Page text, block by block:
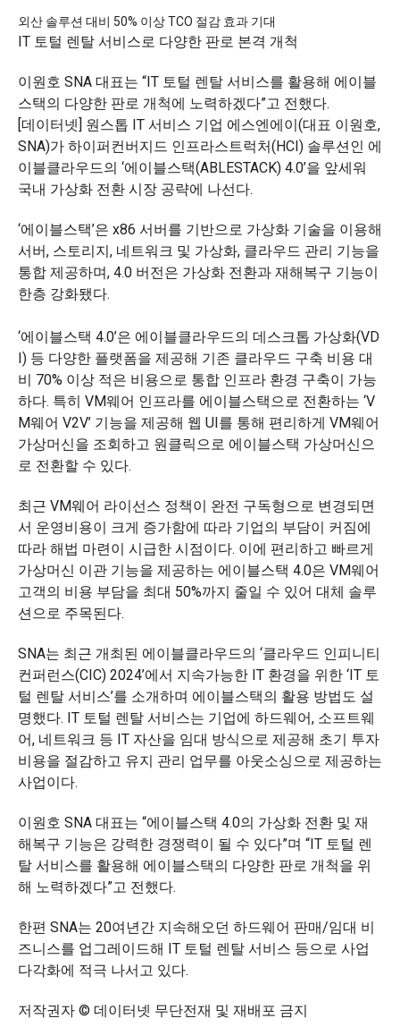
외산 솔루션 대비 50% 이상 TCO 절감 효과 기대
IT 토털 렌탈 서비스로 다양한 판로 본격 개척
이원호 SNA 대표는 “IT 토털 렌탈 서비스를 활용해 에이블
스택의 다양한 판로 개척에 노력하겠다”고 전했다.
[데이터넷] 원스톱 IT 서비스 기업 에스엔에이(대표 이원호,
SNA)가 하이퍼컨버지드 인프라스트럭처(HCI) 솔루션인 에
이블클라우드의 ‘에이블스택(ABLESTACK) 4.0’을 앞세워
국내 가상화 전환 시장 공략에 나선다.
‘에이블스택’은 x86 서버를 기반으로 가상화 기술을 이용해
서버, 스토리지, 네트워크 및 가상화, 클라우드 관리 기능을
통합 제공하며, 4.0 버전은 가상화 전환과 재해복구 기능이
한층 강화됐다.
‘에이블스택 4.0’은 에이블클라우드의 데스크톱 가상화(VD
I) 등 다양한 플랫폼을 제공해 기존 클라우드 구축 비용 대
비 70% 이상 적은 비용으로 통합 인프라 환경 구축이 가능
하다. 특히 VM웨어 인프라를 에이블스택으로 전환하는 ‘V
M웨어 V2V’ 기능을 제공해 웹 UI를 통해 편리하게 VM웨어
가상머신을 조회하고 원클릭으로 에이블스택 가상머신으
로 전환할 수 있다.
최근 VM웨어 라이선스 정책이 완전 구독형으로 변경되면
서 운영비용이 크게 증가함에 따라 기업의 부담이 커짐에
따라 해법 마련이 시급한 시점이다. 이에 편리하고 빠르게
가상머신 이관 기능을 제공하는 에이블스택 4.0은 VM웨어
고객의 비용 부담을 최대 50%까지 줄일 수 있어 대체 솔루
션으로 주목된다.
SNA는 최근 개최된 에이블클라우드의 ‘클라우드 인피니티
컨퍼런스(CIC) 2024’에서 지속가능한 IT 환경을 위한 ‘IT 토
털 렌탈 서비스’를 소개하며 에이블스택의 활용 방법도 설
명했다. IT 토털 렌탈 서비스는 기업에 하드웨어, 소프트웨
어, 네트워크 등 IT 자산을 임대 방식으로 제공해 초기 투자
비용을 절감하고 유지 관리 업무를 아웃소싱으로 제공하는
사업이다.
이원호 SNA 대표는 “에이블스택 4.0의 가상화 전환 및 재
해복구 기능은 강력한 경쟁력이 될 수 있다”며 “IT 토털 렌
탈 서비스를 활용해 에이블스택의 다양한 판로 개척을 위
해 노력하겠다”고 전했다.
한편 SNA는 20여년간 지속해오던 하드웨어 판매/임대 비
즈니스를 업그레이드해 IT 토털 렌탈 서비스 등으로 사업
다각화에 적극 나서고 있다.
저작권자 © 데이터넷 무단전재 및 재배포 금지